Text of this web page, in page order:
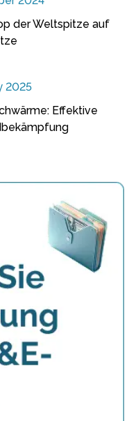
der Weltspitze auf
2025
Effektive